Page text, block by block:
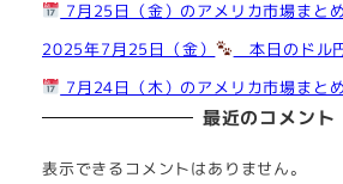
7月25日（金）のアメリカ市場まとめ
2025年7月25日（金）
本日のドル
7月24日（木）のアメリカ市場まとめ
最近のコメント
表示できるコメントはありません。